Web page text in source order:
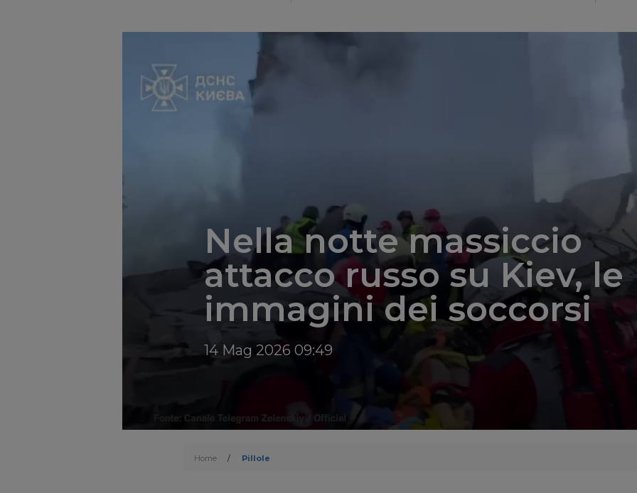
Nella notte massiccio
attacco russo su Kiev, le
immagini dei soccorsi
14 Mag 2026 09:49
Home / Pillole